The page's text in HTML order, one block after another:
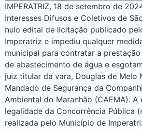
IMPERATRIZ, 18 de setembro de
Interesses Difusos e Coletivos de
nulo edital de licitação publicado
Imperatriz e impediu qualquer
municipal para contratar a
de abastecimento de água e
juiz titular da vara, Douglas de Melo
Mandado de Segurança da
Ambiental do Maranhão (CAEMA). A
legalidade da Concorrência Pública
realizada pelo Município de